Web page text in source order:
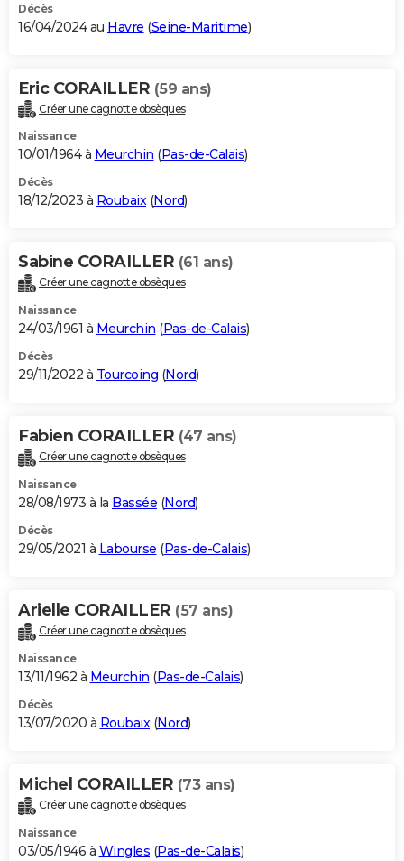
Décès
16/04/2024 au Havre (Seine-Maritime)
Eric CORAILLER (59 ans)
Créer une cagnotte obsèques
Naissance
10/01/1964 à Meurchin (Pas-de-Calais)
Décès
18/12/2023 à Roubaix(Nord)
Sabine CORAILLER (61 ans)
Créer une cagnotte obsèques
Naissance
24/03/1961 à Meurchin (Pas-de-Calais)
Décès
29/11/2022 à Tourcoing (Nord)
Fabien CORAILLER (47 ans)
Créer une cagnotte obsèques
Naissance
28/08/1973 à la Bassée (Nord)
Décès
29/05/2021 à Labourse (Pas-de-Calais)
Arielle CORAILLER (57 ans)
Créer une cagnotte obsèques
Naissance
13/11/1962 à Meurchin (Pas-de-Calais)
Décès
13/07/2020 à Roubaix(Nord)
Michel CORAILLER (73 ans)
Créer une cagnotte obsèques
Naissance
03/05/1946 à Wingles (Pas-de-Calais)